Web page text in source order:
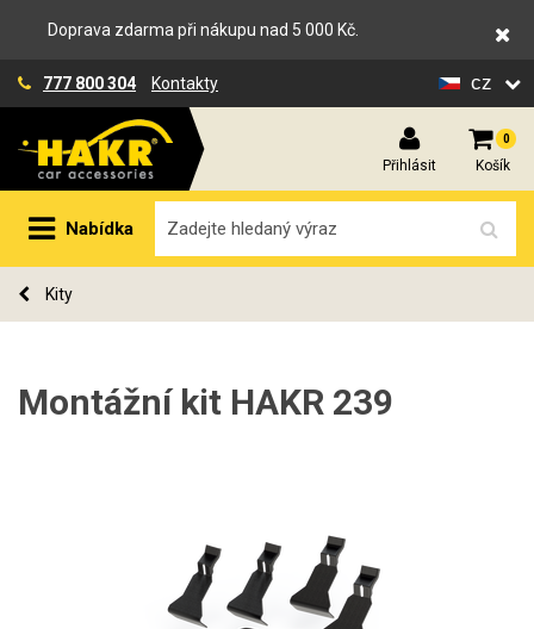
Doprava zdarma při nákupu nad 5 000 Kč.
777 800 304 Kontakty cz
Přihlásit
0
Košík
Nabídka
Kity
Montážní kit HAKR 239